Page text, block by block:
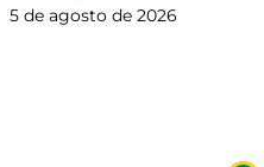
5 de agosto de 2026